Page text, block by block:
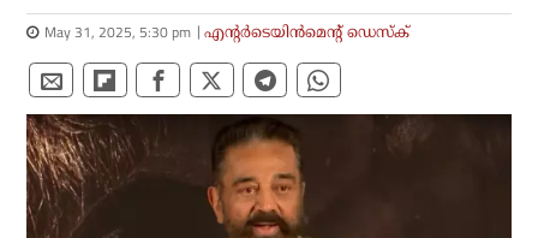
May 31, 2025, 5:30 pm എന്റര്‍ടെയിന്‍മെന്റ് ഡെസ്‌ക്